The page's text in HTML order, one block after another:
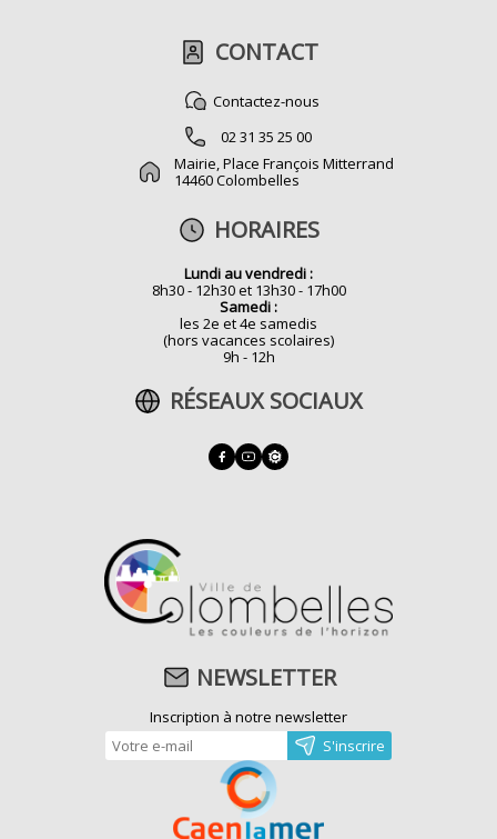
CONTACT
Contactez-nous
02 31 35 25 00
Mairie, Place François Mitterrand
14460 Colombelles
HORAIRES
Lundi au vendredi :
8h30 - 12h30 et 13h30 - 17h00
Samedi :
les 2e et 4e samedis
(hors vacances scolaires)
9h - 12h
RÉSEAUX SOCIAUX
NEWSLETTER
Inscription à notre newsletter